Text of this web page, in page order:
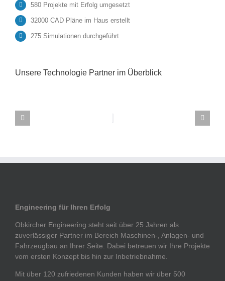
580 Projekte mit Erfolg umgesetzt
32000 CAD Pläne im Haus erstellt
275 Simulationen durchgeführt
Unsere Technologie Partner im Überblick
Engineering für Ihren Erfolg
Obkircher Engineering steht seit über 25 Jahren als
zuverlässiger Partner im Bereich Maschinen-, Anlagen- und
Fahrzeugbau an Ihrer Seite. Dabei betreuen wir Ihre Projekte
vom ersten Konzept bis hin zur Inbetriebnahme.
Mit über 120 zufriedenen Kunden haben wir über 500